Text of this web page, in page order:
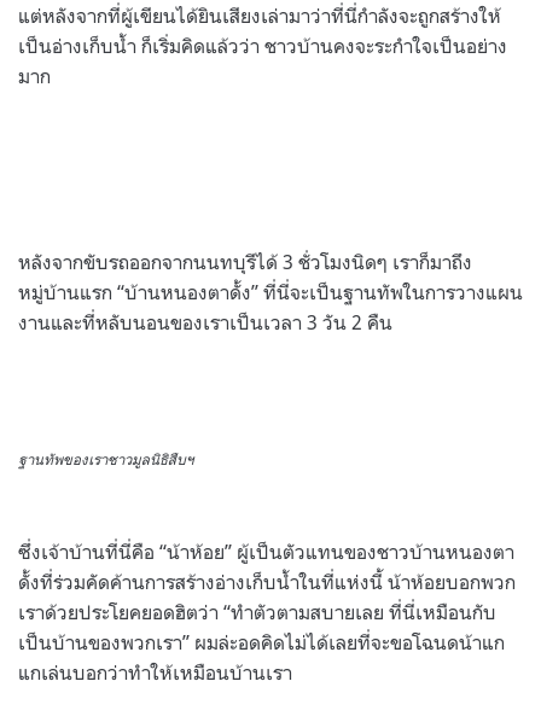
แต่หลังจากที่ผู้เขียนได้ยินเสียงเล่ามาว่าที่นี่กำลังจะถูกสร้างให้
เป็นอ่างเก็บน้ำ ก็เริ่มคิดแล้วว่า ชาวบ้านคงจะระกำใจเป็นอย่าง
มาก
หลังจากขับรถออกจากนนทบุรีได้ 3 ชั่วโมงนิดๆ เราก็มาถึง
หมู่บ้านแรก “บ้านหนองตาดั้ง” ที่นี่จะเป็นฐานทัพในการวางแผน
งานและที่หลับนอนของเราเป็นเวลา 3 วัน 2 คืน
ฐานทัพของเราชาวมูลนิธิสืบฯ
ซึ่งเจ้าบ้านที่นี่คือ “น้าห้อย” ผู้เป็นตัวแทนของชาวบ้านหนองตา
ดั้งที่ร่วมคัดค้านการสร้างอ่างเก็บน้ำในที่แห่งนี้ น้าห้อยบอกพวก
เราด้วยประโยคยอดฮิตว่า “ทำตัวตามสบายเลย ที่นี่เหมือนกับ
เป็นบ้านของพวกเรา” ผมล่ะอดคิดไม่ได้เลยที่จะขอโฉนดน้าแก
แกเล่นบอกว่าทำให้เหมือนบ้านเรา